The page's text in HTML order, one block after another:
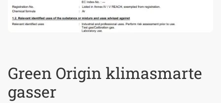
Green Origin klimasmarte
gasser